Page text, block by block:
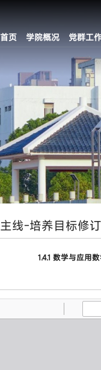
首页 学院概况 党群工
主线-培养目标修
1.4.1 数学与应用